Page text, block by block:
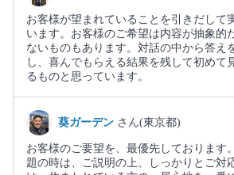
お客様が望まれていることを引きだして
います。お客様のご希望は内容が抽象的
ないものもあります。対話の中から答え
し、喜んでもらえる結果を残して初めて
るものと思っています。
葵ガーデン さん(東京都)
お客様のご要望を、最優先しております
題の時は、ご説明の上、しっかりとご対